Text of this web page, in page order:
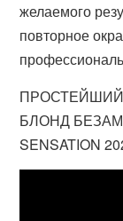
желаемого
повторное
ПРОСТЕЙШИЙ
БЛОНД
SENSATION